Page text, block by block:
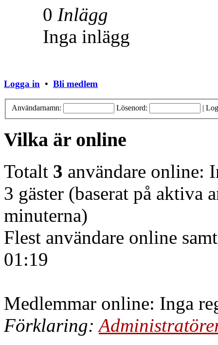
0 Inlägg
Inga inlägg
Logga in • Bli medlem
Användarnamn: Lösenord: |
Vilka är online
Totalt 3 användare online:
3 gäster (baserat på aktiva
minuterna)
Flest användare online
01:19
Medlemmar online: Inga
Förklaring: